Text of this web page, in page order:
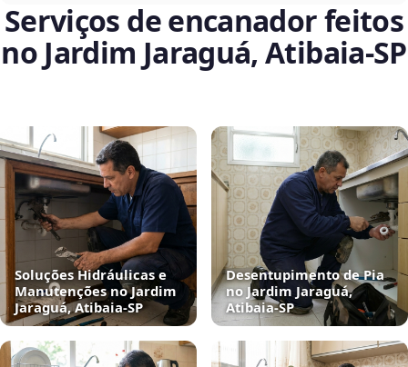
Serviços de encanador feitos
no Jardim Jaraguá, Atibaia‑SP
Soluções Hidráulicas e
Manutenções no Jardim
Jaraguá, Atibaia‑SP
Desentupimento de Pia
no Jardim Jaraguá,
Atibaia‑SP